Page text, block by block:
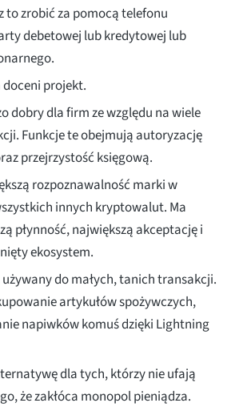
to zrobić za pomocą telefonu
debetowej lub kredytowej lub
projekt.
dobry dla firm ze względu na wiele
Funkcje te obejmują autoryzację
przejrzystość księgową.
rozpoznawalność marki w
innych kryptowalut. Ma
płynność, największą akceptację i
ekosystem.
do małych, tanich transakcji.
artykułów spożywczych,
napiwków komuś dzięki Lightning
dla tych, którzy nie ufają
że zakłóca monopol pieniądza.